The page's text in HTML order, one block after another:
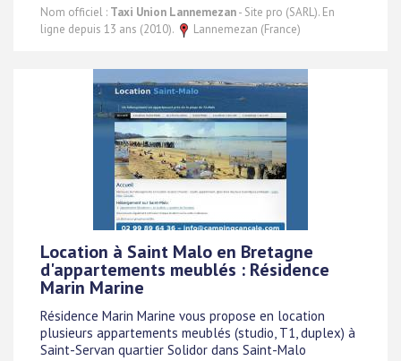
Nom officiel : Taxi Union Lannemezan- Site pro (SARL). En
ligne depuis 13 ans (2010).
Lannemezan (France)
Location à Saint Malo en Bretagne
d'appartements meublés : Résidence
Marin Marine
Résidence Marin Marine vous propose en location
plusieurs appartements meublés (studio, T1, duplex) à
Saint-Servan quartier Solidor dans Saint-Malo